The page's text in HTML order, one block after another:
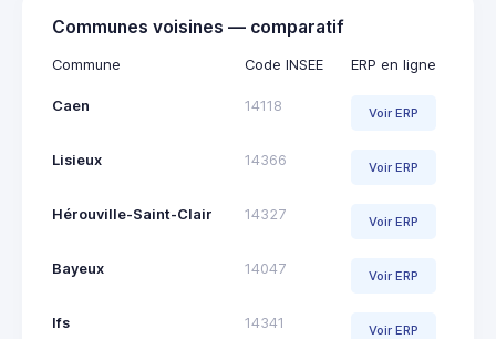
Communes voisines — comparatif
Commune Code INSEE ERP en ligne
Caen 14118 Voir ERP
Lisieux 14366 Voir ERP
Hérouville-Saint-Clair 14327 Voir ERP
Bayeux 14047 Voir ERP
Ifs 14341 Voir ERP